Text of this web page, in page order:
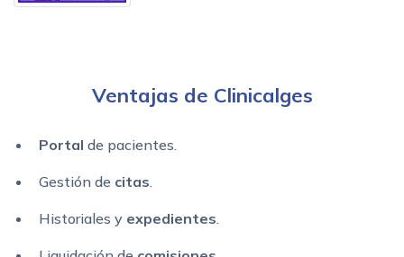
Ventajas de Clinicalges
Portal de pacientes.
Gestión de citas.
Historiales y expedientes.